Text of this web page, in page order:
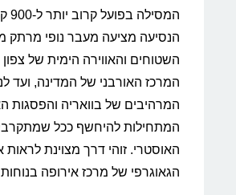
הנסיעה מציעה מעבר נופי מרתק
השטוחים והאווירה הימית של
המרכז האורבני של המדינה, ועד
המרהיבים של בוואריה והפסגות
המתחילות להיחשף ככל
האוסטרי. זוהי דרך מצוינת לראות
הגאוגרפי של מרכז אירופה